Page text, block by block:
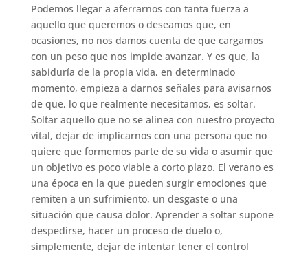
Podemos llegar a aferrarnos con tanta fuerza a
aquello que queremos o deseamos que, en
ocasiones, no nos damos cuenta de que cargamos
con un peso que nos impide avanzar. Y es que, la
sabiduría de la propia vida, en determinado
momento, empieza a darnos señales para avisarnos
de que, lo que realmente necesitamos, es soltar.
Soltar aquello que no se alinea con nuestro proyecto
vital, dejar de implicarnos con una persona que no
quiere que formemos parte de su vida o asumir que
un objetivo es poco viable a corto plazo. El verano es
una época en la que pueden surgir emociones que
remiten a un sufrimiento, un desgaste o una
situación que causa dolor. Aprender a soltar supone
despedirse, hacer un proceso de duelo o,
simplemente, dejar de intentar tener el control